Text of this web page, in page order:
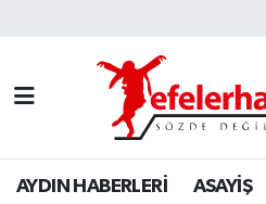
AYDIN HABERLERİ ASAYİŞ
Nöbetçi Eczaneler
Hava Durumu
Aydin Namaz Vakitleri